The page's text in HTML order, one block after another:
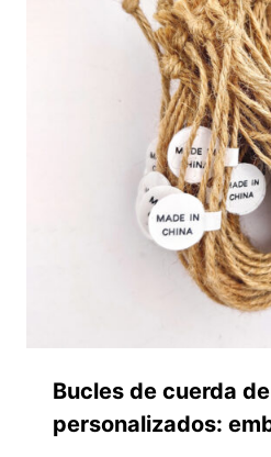
Bucles de cuerda
personalizados: